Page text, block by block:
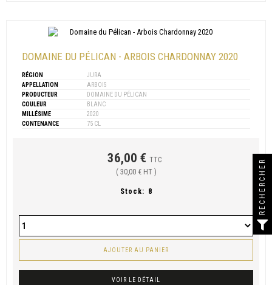
DOMAINE DU PÉLICAN - ARBOIS CHARDONNAY 2020
RÉGION
JURA
APPELLATION
ARBOIS
PRODUCTEUR
DOMAINE DU PÉLICAN
COULEUR
BLANC
MILLÉSIME
2020
CONTENANCE
75 CL
36,00 € TTC
( 30,00 € HT )
Stock: 8
AJOUTER AU PANIER
VOIR LE DÉTAIL
RECHERCHER